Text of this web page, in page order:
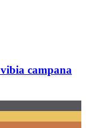
campana